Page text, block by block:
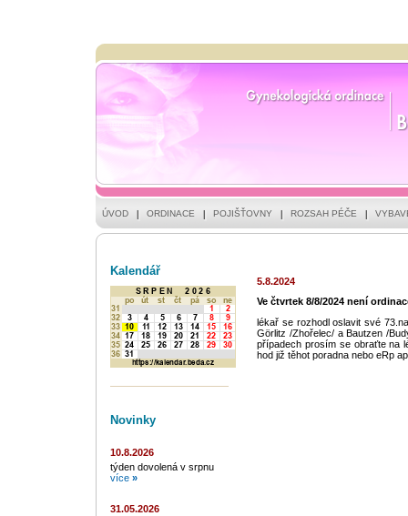
ÚVOD ORDINACE POJIŠŤOVNY ROZSAH PÉČE
Kalendář
Novinky
10.8.2026
týden dovolená v srpnu
více »
31.05.2026
5.8.2024
Ve čtvrtek 8/8/2024 není
lékař se rozhodl oslavit své
Görlitz /Zhořelec/ a Bautzen /
případech prosím se obraťte na
hod již těhot poradna nebo eRp